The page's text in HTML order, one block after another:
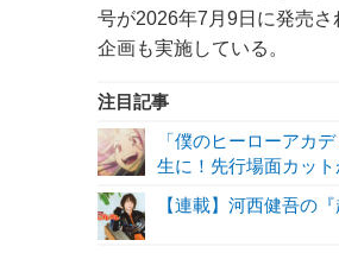
号が2026年7月9日に発売
企画も実施している。
注目記事
「僕のヒーローアカ
生に！先行場面カット
【連載】河西健吾の